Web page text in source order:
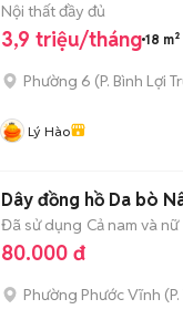
Nội thất đầy đủ
3,9 triệu/tháng 18 m²
Phường 6 (P. Bình Lợi
Lý Hào
Dây đồng hồ Da bò
Đã sử dụng Cả nam và nữ
80.000 đ
Phường Phước Vĩnh (